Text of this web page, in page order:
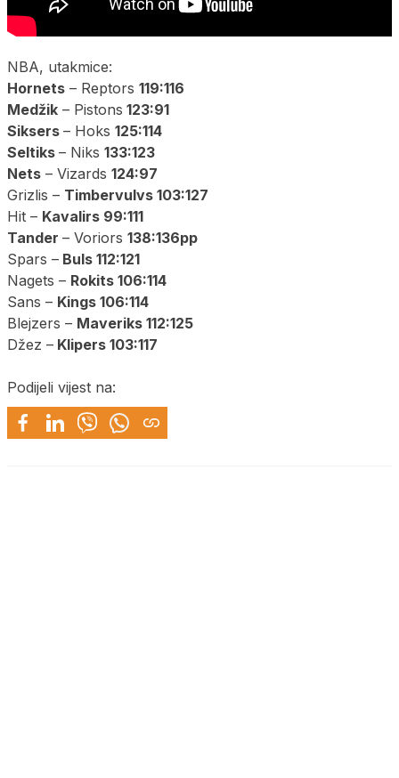
NBA, utakmice:
Hornets – Reptors 119:116
Medžik – Pistons 123:91
Siksers – Hoks 125:114
Seltiks – Niks 133:123
Nets – Vizards 124:97
Grizlis – Timbervulvs 103:127
Hit – Kavalirs 99:111
Tander – Voriors 138:136pp
Spars – Buls 112:121
Nagets – Rokits 106:114
Sans – Kings 106:114
Blejzers – Maveriks 112:125
Džez – Klipers 103:117
Podijeli vijest na: